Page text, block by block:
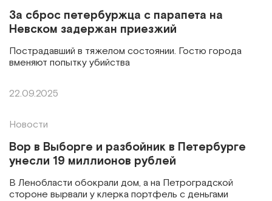
За сброс петербуржца с парапета на
Невском задержан приезжий
Пострадавший в тяжелом состоянии. Гостю города
вменяют попытку убийства
22.09.2025
Новости
Вор в Выборге и разбойник в Петербурге
унесли 19 миллионов рублей
В Ленобласти обокрали дом, а на Петроградской
стороне вырвали у клерка портфель с деньгами